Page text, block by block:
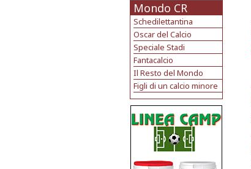
Mondo CR
Schedilettantina
Oscar del Calcio
Speciale Stadi
Fantacalcio
Il Resto del Mondo
Figli di un calcio minore